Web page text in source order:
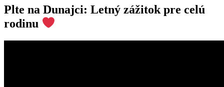
Plte na Dunajci: Letný zážitok pre celú
rodinu